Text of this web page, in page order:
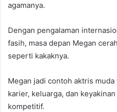
agamanya.
Dengan pengalaman
fasih, masa depan Megan
seperti kakaknya.
Megan jadi contoh aktris
karier, keluarga, dan
kompetitif.